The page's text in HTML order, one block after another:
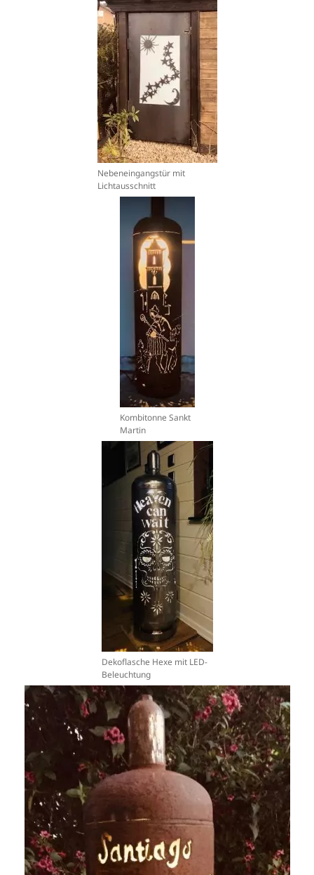
Nebeneingangstür mit
Lichtausschnitt
Kombitonne Sankt
Martin
Dekoflasche Hexe mit LED-
Beleuchtung